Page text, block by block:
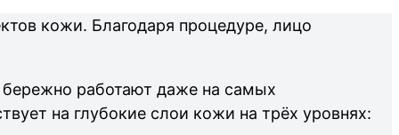
кожи. Благодаря процедуре, лицо
бережно работают даже на самых
на глубокие слои кожи на трёх уровнях: